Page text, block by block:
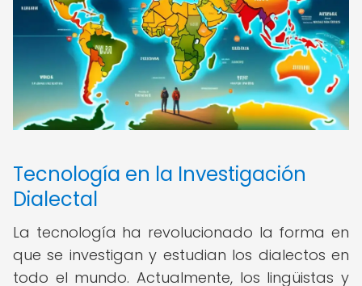
Tecnología en la Investigación
Dialectal
La tecnología ha revolucionado la forma en
que se investigan y estudian los dialectos en
todo el mundo. Actualmente, los lingüistas y